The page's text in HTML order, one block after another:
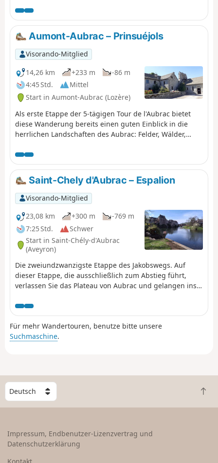
aufzusteigen (fragen Sie einfach die Besitzer). Diese
Wanderung folgt größtenteils dem GRP® Tour des Monts
d'Aubrac (gelb-rote Markierung).
Aumont-Aubrac – Prinsuéjols
Visorando-Mitglied
14,26 km
+233 m
-86 m
4:45 Std.
Mittel
Start in Aumont-Aubrac (Lozère)
Als erste Etappe der 5-tägigen Tour de l'Aubrac bietet
diese Wanderung bereits einen guten Einblick in die
herrlichen Landschaften des Aubrac: Felder, Wälder,
jeder Wegkreuzung und natürlich die stolzen Aubrac-
Kühe.
Saint-Chely d'Aubrac – Espalion
Visorando-Mitglied
23,08 km
+300 m
-769 m
7:25 Std.
Schwer
Start in Saint-Chély-d'Aubrac
(Aveyron)
Die zweiundzwanzigste Etappe des Jakobswegs. Auf
dieser Etappe, die ausschließlich zum Abstieg führt,
verlassen Sie das Plateau von Aubrac und gelangen ins
Saint-Côme-d’Olt, das zu den „Schönsten Dörfern
Frankreichs“ zählt und seinen Charakter über die
Jahrhunderte bewahrt hat. Sie erreichen die Stadt
Espalion, die sich am Ufer des Lot entwickelt hat, und
Für mehr Wandertouren, benutze bitte unsere
Suchmaschine.
W
ä
h
e
n
Z
u
Impressum, Endbenutzer-Lizenzvertrag und
Datenschutzerklärung